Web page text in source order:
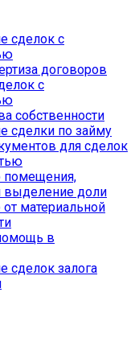
сделок с
договоров
с
собственности
сделки по займу
для сделок
помещения,
выделение доли
материальной
в
сделок залога